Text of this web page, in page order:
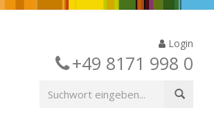
Login
+49 8171 998 0